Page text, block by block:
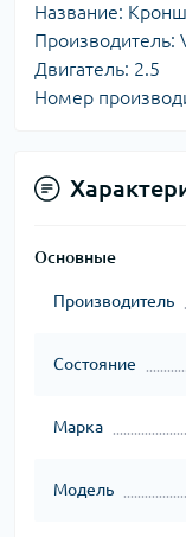
Название:
Производитель:
Двигатель: 2.5
Номер
Основные
Производитель
Состояние
Марка
Модель